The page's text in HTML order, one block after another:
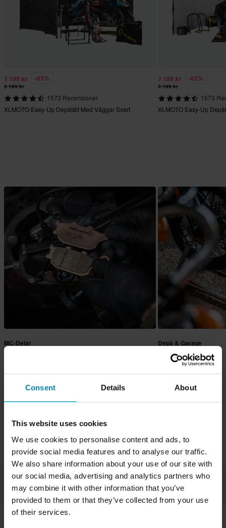
Consent Details About
This website uses cookies
We use cookies to personalise content and ads, to
provide social media features and to analyse our traffic.
We also share information about your use of our site with
our social media, advertising and analytics partners who
may combine it with other information that you’ve
provided to them or that they’ve collected from your use
of their services.
1 199 kr -63%
3 199 kr
1573 Recensioner
XLMOTO Easy-Up Depåtält Med Väggar Svart
1 199 kr -63%
3 199 kr
1573
XLMOTO Easy-Up
MC-Delar Depå & Garage
Handtag
Reglage Styren Handtag Broms- &